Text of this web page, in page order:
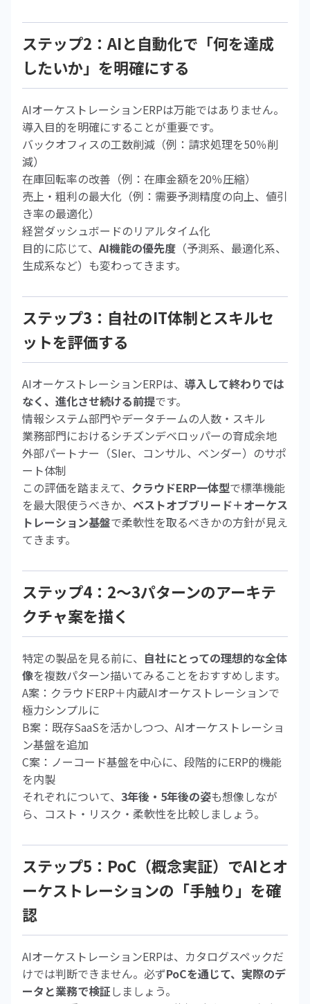
ステップ2：AIと自動化で「何を達成
したいか」を明確にする
AIオーケストレーションERPは万能ではありません。
導入目的を明確にすることが重要です。
バックオフィスの工数削減（例：請求処理を50％削
減）
在庫回転率の改善（例：在庫金額を20％圧縮）
売上・粗利の最大化（例：需要予測精度の向上、値引
き率の最適化）
経営ダッシュボードのリアルタイム化
目的に応じて、AI機能の優先度 （予測系、最適化系、
生成系など）も変わってきます。
ステップ3：自社のIT体制とスキルセ
ットを評価する
AIオーケストレーションERPは、 導入して終わりでは
なく、進化させ続ける前提です。
情報システム部門やデータチームの人数・スキル
業務部門におけるシチズンデベロッパーの育成余地
外部パートナー（SIer、コンサル、ベンダー）のサポ
ート体制
この評価を踏まえて、 クラウドERP一体型で標準機能
を最大限使うべきか、 ベストオブブリード＋オーケス
トレーション基盤で柔軟性を取るべきかの方針が見え
てきます。
ステップ4：2〜3パターンのアーキテ
クチャ案を描く
特定の製品を見る前に、 自社にとっての理想的な全体
像を複数パターン描いてみることをおすすめします。
A案：クラウドERP＋内蔵AIオーケストレーションで
極力シンプルに
B案：既存SaaSを活かしつつ、AIオーケストレーショ
ン基盤を追加
C案：ノーコード基盤を中心に、段階的にERP的機能
を内製
それぞれについて、 3年後・5年後の姿も想像しなが
ら、コスト・リスク・柔軟性を比較しましょう。
ステップ5：PoC（概念実証）でAIとオ
ーケストレーションの「手触り」を確
認
AIオーケストレーションERPは、カタログスペックだ
けでは判断できません。必ずPoCを通じて、実際のデ
ータと業務で検証 しましょう。